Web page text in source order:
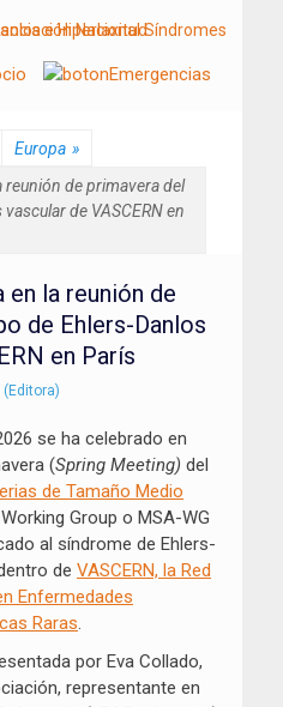
ANSEDH
de Ehlers-Danlos e Hiperlaxitud
Europa »
reunión de primavera del
de VASCERN en
la reunión de
de Ehlers-Danlos
en París
(Editora)
se ha celebrado en
(Spring Meeting) del
de Tamaño Medio
Group o MSA-WG
al síndrome de Ehlers-
de VASCERN, la Red
Enfermedades
Raras.
por Eva Collado,
representante en